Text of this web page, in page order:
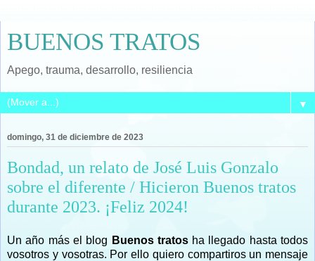
BUENOS TRATOS
Apego, trauma, desarrollo, resiliencia
▼
domingo, 31 de diciembre de 2023
Bondad, un relato de José Luis Gonzalo
sobre el diferente / Hicieron Buenos tratos
durante 2023. ¡Feliz 2024!
Un año más el blog Buenos tratosha llegado hasta todos
vosotros y vosotras. Por ello quiero compartiros un mensaje